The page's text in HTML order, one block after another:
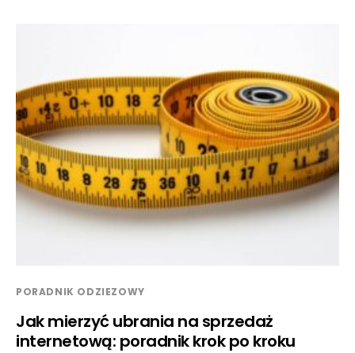
PORADNIK ODZIEZOWY
Jak mierzyć ubrania na sprzedaż
internetową: poradnik krok po kroku